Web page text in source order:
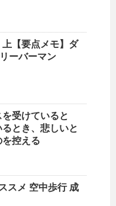
【要点メモ】ダ
ーバーマン
受けていると
とき、悲しいと
を控える
スメ 空中歩行 成